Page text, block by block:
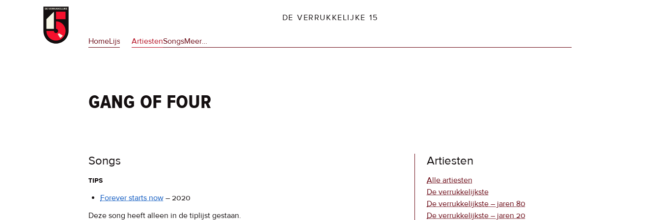
Overslaan
naar
DE VERRUKKELIJKE 15
Hoofdnavigatie
HomeLijsten ArtiestenSongsMeerop
nporadio2.nl
…
gang of four
Songs
tips
Forever starts now – 2020
Deze song heeft alleen in de tiplijst gestaan.
Artiesten
Alle artiesten
De verrukkelijkste
De verrukkelijkste – jaren 80
De verrukkelijkste – jaren 20